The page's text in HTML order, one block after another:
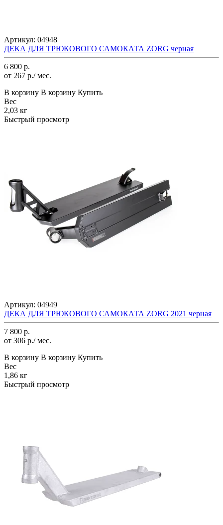
Артикул: 04948
ДЕКА ДЛЯ ТРЮКОВОГО САМОКАТА ZORG черная
6 800 р.
от 267 р./ мес.
В корзину В корзину Купить
Вес
2,03 кг
Быстрый просмотр
Артикул: 04949
ДЕКА ДЛЯ ТРЮКОВОГО САМОКАТА ZORG 2021 черная
7 800 р.
от 306 р./ мес.
В корзину В корзину Купить
Вес
1,86 кг
Быстрый просмотр